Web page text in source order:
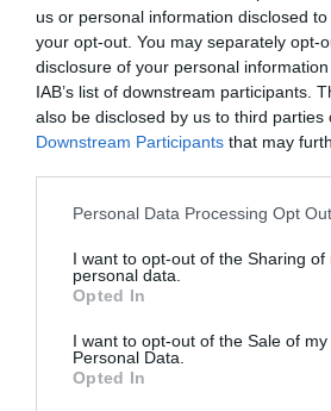
us or personal information disclosed
your opt-out. You may separately opt-
disclosure of your personal
IAB’s list of downstream participants.
also be disclosed by us to third parties
Downstream Participants that may
Personal Data Processing Opt
I want to opt-out of the Sharing of
personal data.
Opted In
I want to opt-out of the Sale of my
Personal Data.
Opted In
Michał
Polônia
Março 2013
Viajante com amigos/colegas
Very poor quality of internet connection
Você se hospedaria novamente
Março 2013
Família com filhos pequenos